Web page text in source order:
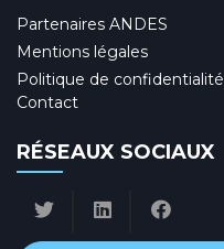
Partenaires ANDES
Mentions légales
Politique de confidentialité
Contact
RÉSEAUX SOCIAUX